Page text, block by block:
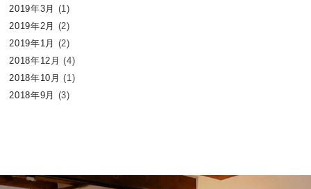
2019年3月 (1)
2019年2月 (2)
2019年1月 (2)
2018年12月 (4)
2018年10月 (1)
2018年9月 (3)